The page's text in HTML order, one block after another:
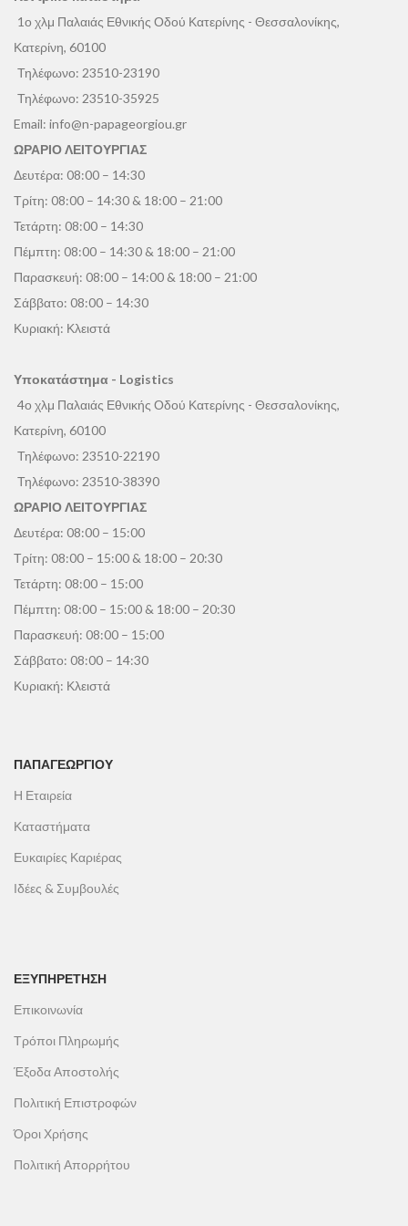
1ο χλμ Παλαιάς Εθνικής Οδού Κατερίνης - Θεσσαλονίκης,
Κατερίνη, 60100
Τηλέφωνο: 23510-23190
Τηλέφωνο: 23510-35925
Email: info@n-papageorgiou.gr
ΩΡΑΡΙΟ ΛΕΙΤΟΥΡΓΙΑΣ
Δευτέρα: 08:00 – 14:30
Τρίτη: 08:00 – 14:30 & 18:00 – 21:00
Τετάρτη: 08:00 – 14:30
Πέμπτη: 08:00 – 14:30 & 18:00 – 21:00
Παρασκευή: 08:00 – 14:00 & 18:00 – 21:00
Σάββατο: 08:00 – 14:30
Κυριακή: Κλειστά
Υποκατάστημα - Logistics
4ο χλμ Παλαιάς Εθνικής Οδού Κατερίνης - Θεσσαλονίκης,
Κατερίνη, 60100
Τηλέφωνο: 23510-22190
Τηλέφωνο: 23510-38390
ΩΡΑΡΙΟ ΛΕΙΤΟΥΡΓΙΑΣ
Δευτέρα: 08:00 – 15:00
Τρίτη: 08:00 – 15:00 & 18:00 – 20:30
Τετάρτη: 08:00 – 15:00
Πέμπτη: 08:00 – 15:00 & 18:00 – 20:30
Παρασκευή: 08:00 – 15:00
Σάββατο: 08:00 – 14:30
Κυριακή: Κλειστά
ΠΑΠΑΓΕΩΡΓΊΟΥ
Η Εταιρεία
Καταστήματα
Ευκαιρίες Καριέρας
Ιδέες & Συμβουλές
ΕΞΥΠΗΡΕΤΗΣΗ
Επικοινωνία
Τρόποι Πληρωμής
Έξοδα Αποστολής
Πολιτική Επιστροφών
Όροι Χρήσης
Πολιτική Απορρήτου